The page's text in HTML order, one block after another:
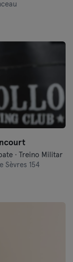
· Treino Militar
Sèvres 154